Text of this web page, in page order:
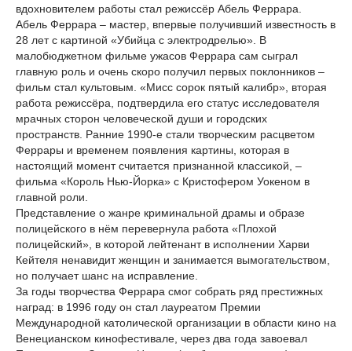
вдохновителем работы стал режиссёр Абель Феррара.
Абель Феррара – мастер, впервые получивший известность в
28 лет с картиной «Убийца с электродрелью». В
малобюджетном фильме ужасов Феррара сам сыграл
главную роль и очень скоро получил первых поклонников –
фильм стал культовым. «Мисс сорок пятый калибр», вторая
работа режиссёра, подтвердила его статус исследователя
мрачных сторон человеческой души и городских
пространств. Ранние 1990-е стали творческим расцветом
Феррары и временем появления картины, которая в
настоящий момент считается признанной классикой, –
фильма «Король Нью-Йорка» с Кристофером Уокеном в
главной роли.
Представление о жанре криминальной драмы и образе
полицейского в нём перевернула работа «Плохой
полицейский», в которой лейтенант в исполнении Харви
Кейтеля ненавидит женщин и занимается вымогательством,
но получает шанс на исправление.
За годы творчества Феррара смог собрать ряд престижных
наград: в 1996 году он стал лауреатом Премии
Международной католической организации в области кино на
Венецианском кинофестивале, через два года завоевал